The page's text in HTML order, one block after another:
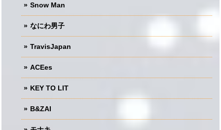
Snow Man
なにわ男子
TravisJapan
ACEes
KEY TO LIT
B&ZAI